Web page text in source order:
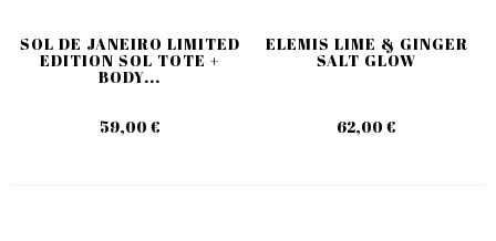
SOL DE JANEIRO LIMITED
EDITION SOL TOTE +
BODY...
59,00 €
ELEMIS LIME & GINGER
SALT GLOW
62,00 €